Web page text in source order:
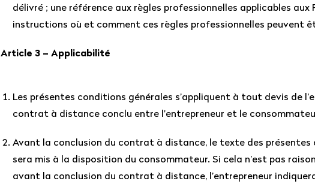
délivré ; une référence aux règles professionnelles applicables aux
instructions où et comment ces règles professionnelles peuvent
Article 3 – Applicabilité
Les présentes conditions générales s’appliquent à tout devis de
contrat à distance conclu entre l’entrepreneur et le
Avant la conclusion du contrat à distance, le texte des présentes
sera mis à la disposition du consommateur. Si cela n’est pas
avant la conclusion du contrat à distance, l’entrepreneur